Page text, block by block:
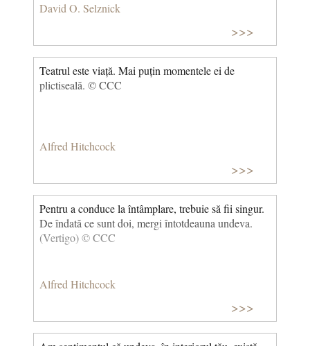
David O. Selznick
>>>
Teatrul este viață. Mai puțin momentele ei de
plictiseală. © CCC
Alfred Hitchcock
>>>
Pentru a conduce la întâmplare, trebuie să fii singur.
De îndată ce sunt doi, mergi întotdeauna undeva.
(Vertigo) © CCC
Alfred Hitchcock
>>>